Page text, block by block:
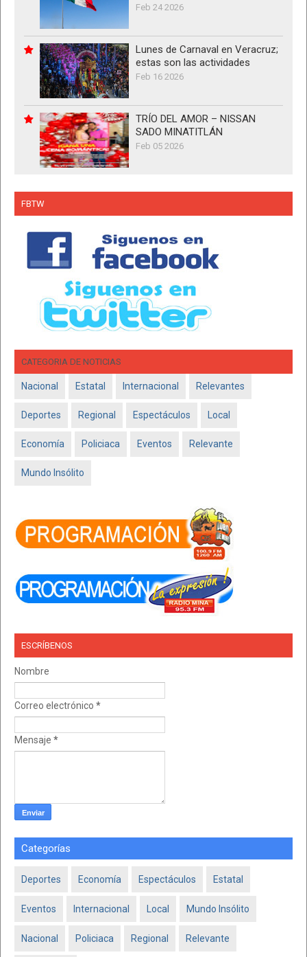
Feb 24 2026
Lunes de Carnaval en Veracruz;
estas son las actividades
Feb 16 2026
TRÍO DEL AMOR – NISSAN
SADO MINATITLÁN
Feb 05 2026
FBTW
CATEGORIA DE NOTICIAS
Nacional Estatal Internacional Relevantes
Deportes Regional Espectáculos Local
Economía Policiaca Eventos Relevante
Mundo Insólito
ESCRÍBENOS
Nombre
Correo electrónico *
Mensaje *
Categorías
Deportes Economía Espectáculos Estatal
Eventos Internacional Local Mundo Insólito
Nacional Policiaca Regional Relevante